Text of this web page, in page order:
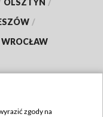
/
WROCŁAW
zgody na